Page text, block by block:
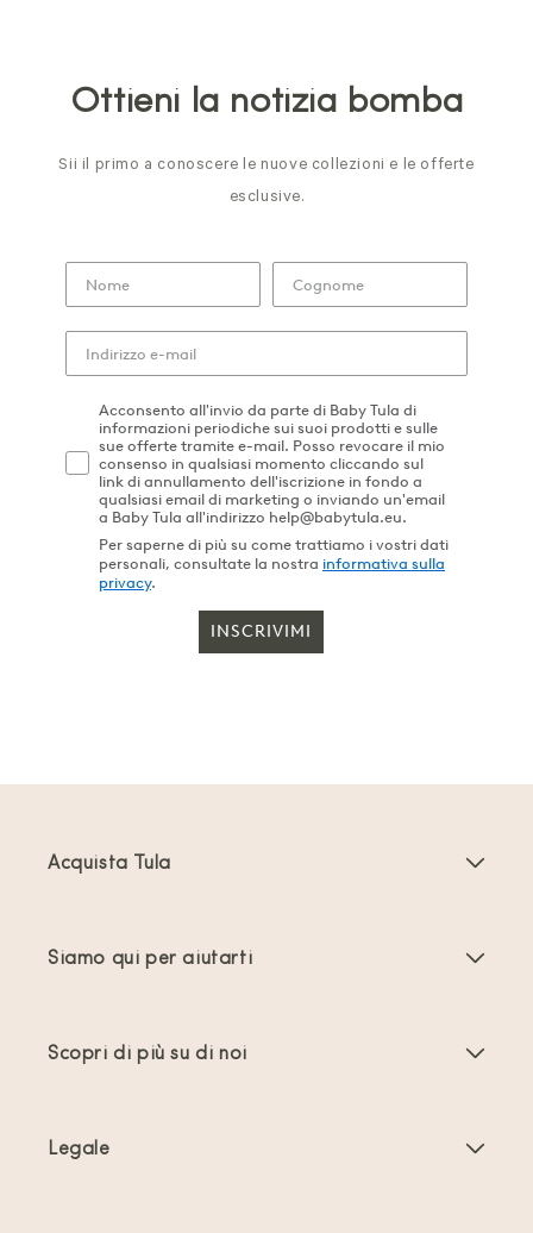
Ottieni la notizia bomba
Sii il primo a conoscere le nuove collezioni e le offerte
esclusive.
Acconsento all'invio da parte di Baby Tula di
informazioni periodiche sui suoi prodotti e sulle
sue offerte tramite e-mail. Posso revocare il mio
consenso in qualsiasi momento cliccando sul
link di annullamento dell'iscrizione in fondo a
qualsiasi email di marketing o inviando un'email
a Baby Tula all'indirizzo help@babytula.eu.
Per saperne di più su come trattiamo i vostri dati
personali, consultate la nostra informativa sulla
privacy.
INSCRIVIMI
Acquista Tula
Offerte e promozioni
Siamo qui per aiutarti
Scopri di più su di noi
Legale